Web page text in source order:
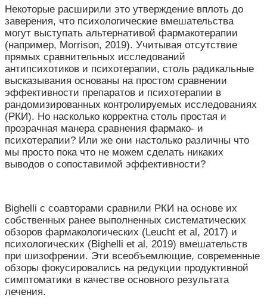
Некоторые расширили это утверждение вплоть до
заверения, что психологические вмешательства
могут выступать альтернативой фармакотерапии
(например, Morrison, 2019). Учитывая отсутствие
прямых сравнительных исследований
антипсихотиков и психотерапии, столь радикальные
высказывания основаны на простом сравнении
эффективности препаратов и психотерапии в
рандомизированных контролируемых исследованиях
(РКИ). Но насколько корректна столь простая и
прозрачная манера сравнения фармако- и
психотерапии? Или же они настолько различны что
мы просто пока что не можем сделать никаких
выводов о сопоставимой эффективности?
Bighelli с соавторами сравнили РКИ на основе их
собственных ранее выполненных систематических
обзоров фармакологических (Leucht et al, 2017) и
психологических (Bighelli et al, 2019) вмешательств
при шизофрении. Эти всеобъемлющие, современные
обзоры фокусировались на редукции продуктивной
симптоматики в качестве основного результата
лечения.